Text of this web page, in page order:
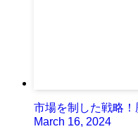
市場を制した戦略
March 16, 2024